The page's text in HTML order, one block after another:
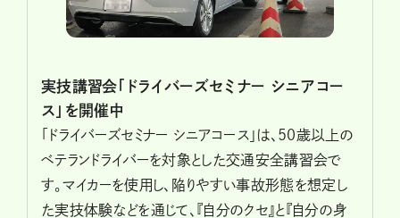
実技講習会「ドライバーズセミナー シニアコー
ス」を開催中
「ドライバーズセミナー シニアコース」は、50歳以上の
ベテランドライバーを対象とした交通安全講習会で
す。マイカーを使用し、陥りやすい事故形態を想定し
た実技体験などを通じて、『自分のクセ』と『自分の身